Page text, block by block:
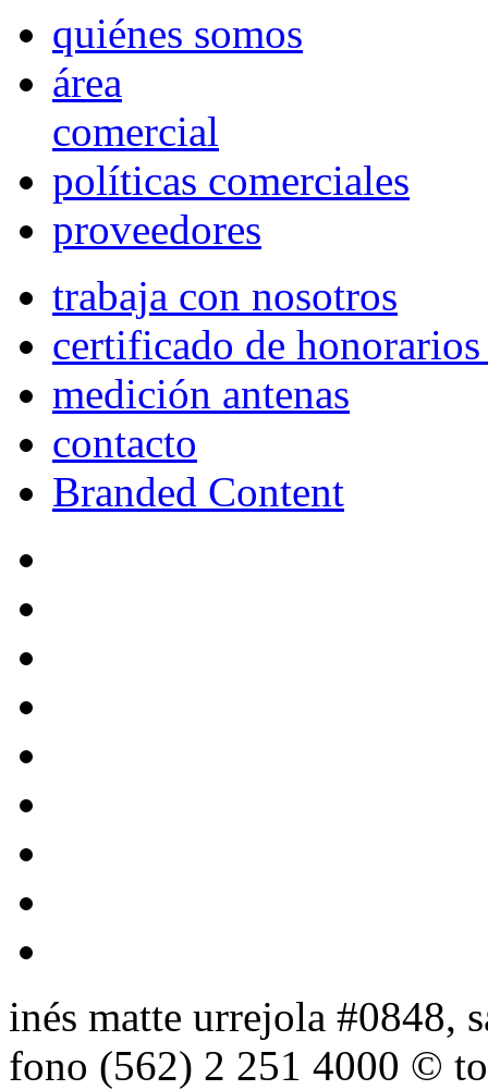
quiénes somos
área
comercial
políticas comerciales
proveedores
trabaja con nosotros
certificado de
medición antenas
contacto
Branded Content
inés matte urrejola #0848,
fono (562) 2 251 4000 ©